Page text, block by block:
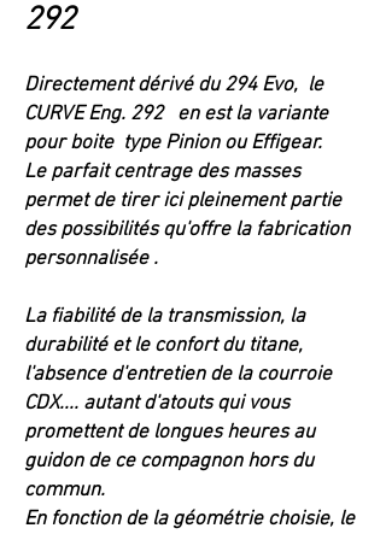
292
Directement dérivé du 294 Evo, le
CURVE Eng. 292 en est la variante
pourboite type Pinion ou Effigear.
Le parfait centrage des masses
permet de tirer ici pleinement partie
des possibilités qu'offre la fabrication
personnalisée .
La fiabilité de la transmission, la
durabilité et le confort du titane,
l'absence d'entretien de la courroie
CDX.... autant d'atouts qui vous
promettent de longues heures au
guidon de ce compagnon hors du
commun.
En fonction de la géométrie choisie, le